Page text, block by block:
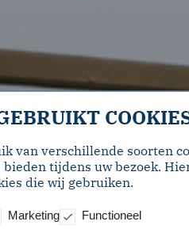
van verschillende soorten
tijdens uw bezoek.
die wij gebruiken.
Marketing Functioneel